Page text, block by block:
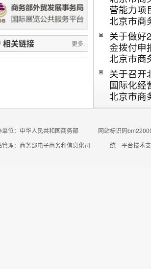
更多.
相关链接
营能力项
北京市商
关于做好
金拨付申
北京市商
关于召开
国际化经
北京市商
单位：中华人民共和国商务部
网站标识码
管理：商务部电子商务和信息化司
统一平台技术